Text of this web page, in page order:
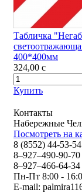
Табличка
400*400мм
324,00 c
Купить
Контакты
Набережные
Посмотреть на
8 (8552) 44-53-54
8–927–490-90-70
8–927–466-64-34
Пн-Пт 8:00 -
E-mail: